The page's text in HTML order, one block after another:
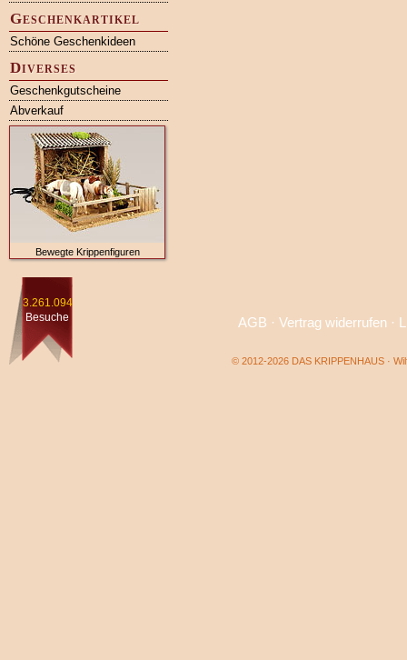
Geschenkartikel
Schöne Geschenkideen
Diverses
Geschenkgutscheine
Abverkauf
Bewegte Krippenfiguren
3.261.094
Besuche
AGB · Vertrag widerrufen·
© 2012-2026 DAS KRIPPENHAUS ·